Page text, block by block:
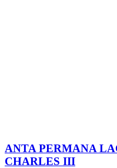
ANTA PERMANA
CHARLES III